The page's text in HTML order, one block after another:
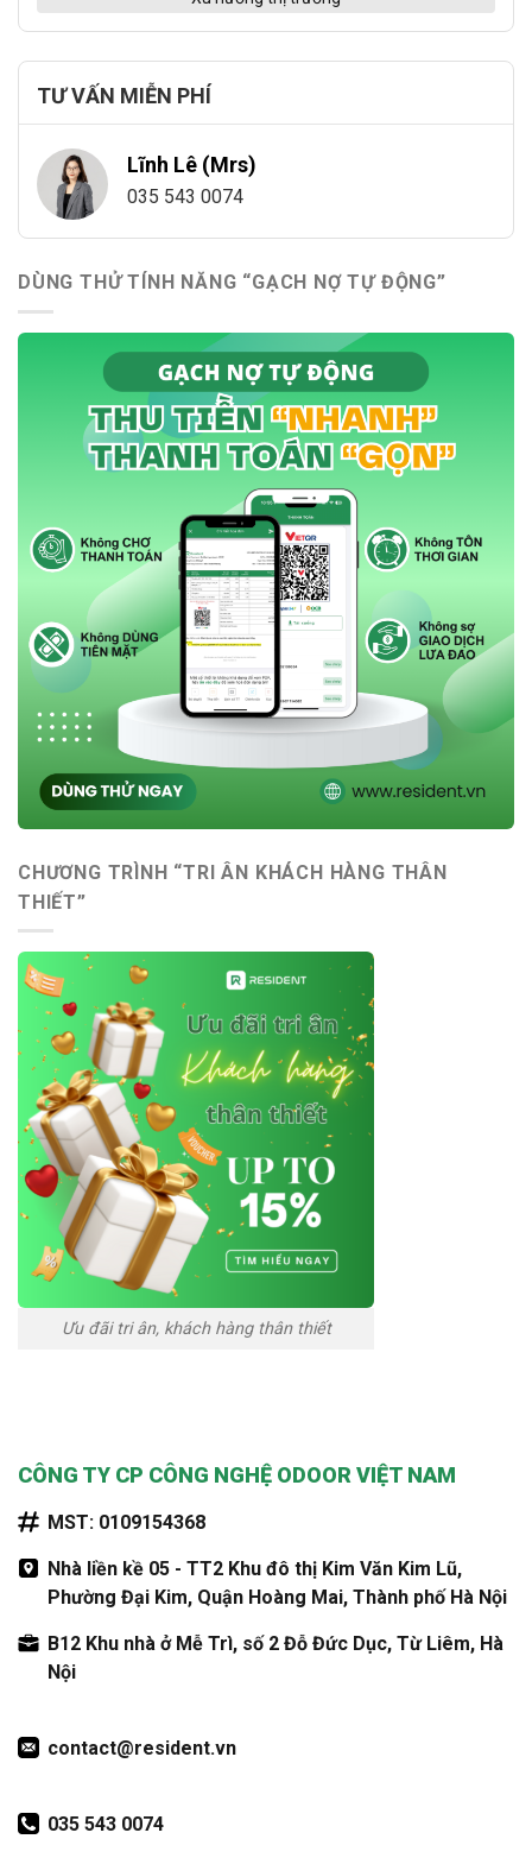
TƯ VẤN MIỄN PHÍ
Lĩnh Lê (Mrs)
035 543 0074
DÙNG THỬ TÍNH NĂNG “GẠCH NỢ TỰ ĐỘNG”
CHƯƠNG TRÌNH “TRI ÂN KHÁCH HÀNG THÂN
THIẾT”
Ưu đãi tri ân, khách hàng thân thiết
CÔNG TY CP CÔNG NGHỆ ODOOR VIỆT NAM
MST: 0109154368
Nhà liền kề 05 - TT2 Khu đô thị Kim Văn Kim Lũ,
Phường Đại Kim, Quận Hoàng Mai, Thành phố Hà Nội
B12 Khu nhà ở Mễ Trì, số 2 Đỗ Đức Dục, Từ Liêm, Hà
Nội
contact@resident.vn
035 543 0074